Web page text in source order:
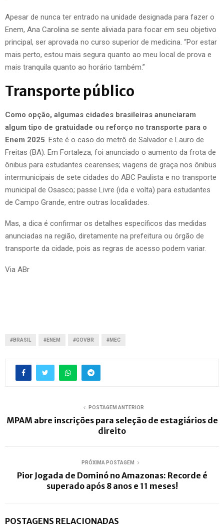
Apesar de nunca ter entrado na unidade designada para fazer o
Enem, Ana Carolina se sente aliviada para focar em seu objetivo
principal, ser aprovada no curso superior de medicina. “Por estar
mais perto, estou mais segura quanto ao meu local de prova e
mais tranquila quanto ao horário também.”
Transporte público
Como opção, algumas cidades brasileiras anunciaram
algum tipo de gratuidade ou reforço no transporte para o
Enem 2025. Este é o caso do metrô de Salvador e Lauro de
Freitas (BA). Em Fortaleza, foi anunciado o aumento da frota de
ônibus para estudantes cearenses; viagens de graça nos ônibus
intermunicipais de sete cidades do ABC Paulista e no transporte
municipal de Osasco; passe Livre (ida e volta) para estudantes
de Campo Grande, entre outras localidades.
Mas, a dica é confirmar os detalhes específicos das medidas
anunciadas na região, diretamente na prefeitura ou órgão de
transporte da cidade, pois as regras de acesso podem variar.
Via ABr
#BRASIL #ENEM #GOVBR #MEC
POSTAGEM ANTERIOR
MPAM abre inscrições para seleção de estagiários de
direito
PRÓXIMA POSTAGEM
Pior Jogada de Dominó no Amazonas: Recorde é
superado após 8 anos e 11 meses!
POSTAGENS RELACIONADAS